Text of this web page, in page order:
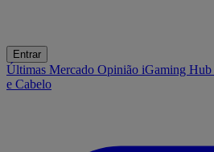
Entrar
Últimas Mercado Opinião iGaming Hub
e Cabelo